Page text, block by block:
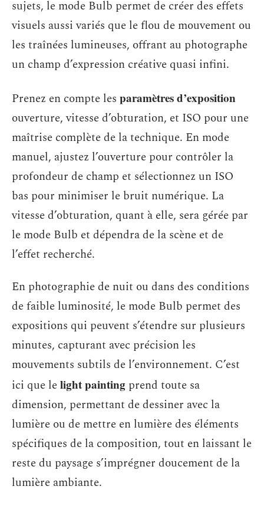
sujets, le mode Bulb permet de créer des effets
visuels aussi variés que le flou de mouvement ou
les traînées lumineuses, offrant au photographe
un champ d’expression créative quasi infini.
Prenez en compte les paramètres d’exposition
ouverture, vitesse d’obturation, et ISO pour une
maîtrise complète de la technique. En mode
manuel, ajustez l’ouverture pour contrôler la
profondeur de champ et sélectionnez un ISO
bas pour minimiser le bruit numérique. La
vitesse d’obturation, quant à elle, sera gérée par
le mode Bulb et dépendra de la scène et de
l’effet recherché.
En photographie de nuit ou dans des conditions
de faible luminosité, le mode Bulb permet des
expositions qui peuvent s’étendre sur plusieurs
minutes, capturant avec précision les
mouvements subtils de l’environnement. C’est
ici que lelight painting prend toute sa
dimension, permettant de dessiner avec la
lumière ou de mettre en lumière des éléments
spécifiques de la composition, tout en laissant le
reste du paysage s’imprégner doucement de la
lumière ambiante.